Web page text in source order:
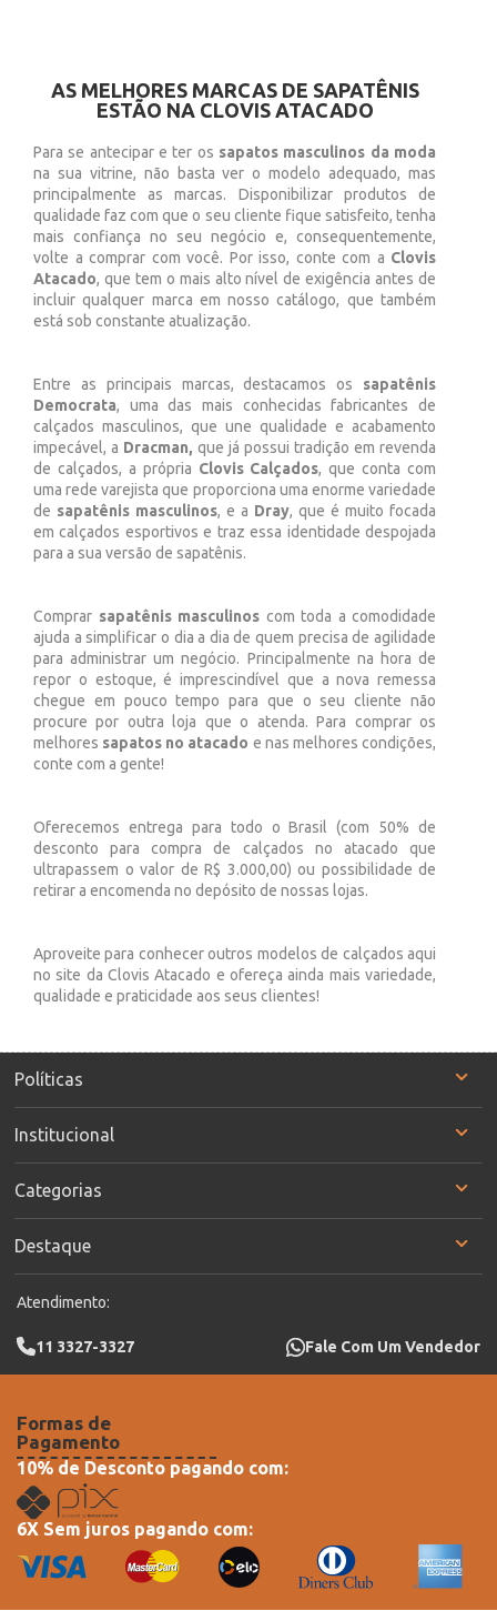
AS MELHORES MARCAS DE SAPATÊNIS
ESTÃO NA CLOVIS ATACADO
Para se antecipar e ter os sapatos masculinos da moda
na sua vitrine, não basta ver o modelo adequado, mas
principalmente as marcas. Disponibilizar produtos de
qualidade faz com que o seu cliente fique satisfeito, tenha
mais confiança no seu negócio e, consequentemente,
volte a comprar com você. Por isso, conte com a Clovis
Atacado, que tem o mais alto nível de exigência antes de
incluir qualquer marca em nosso catálogo, que também
está sob constante atualização.
Entre as principais marcas, destacamos os sapatênis
Democrata, uma das mais conhecidas fabricantes de
calçados masculinos, que une qualidade e acabamento
impecável, a Dracman, que já possui tradição em revenda
de calçados, a própria Clovis Calçados, que conta com
uma rede varejista que proporciona uma enorme variedade
de sapatênis masculinos, e a Dray, que é muito focada
em calçados esportivos e traz essa identidade despojada
para a sua versão de sapatênis.
Comprar sapatênis masculinos com toda a comodidade
ajuda a simplificar o dia a dia de quem precisa de agilidade
para administrar um negócio. Principalmente na hora de
repor o estoque, é imprescindível que a nova remessa
chegue em pouco tempo para que o seu cliente não
procure por outra loja que o atenda. Para comprar os
melhores sapatos no atacado e nas melhores condições,
conte com a gente!
Oferecemos entrega para todo o Brasil (com 50% de
desconto para compra de calçados no atacado que
ultrapassem o valor de R$ 3.000,00) ou possibilidade de
retirar a encomenda no depósito de nossas lojas.
Aproveite para conhecer outros modelos de calçados aqui
no site da Clovis Atacado e ofereça ainda mais variedade,
qualidade e praticidade aos seus clientes!
Políticas
Institucional
Categorias
Destaque
Atendimento:
11 3327-3327 Fale Com Um Vendedor
Formas de
Pagamento
10% de Desconto pagando com:
6X Sem juros pagando com: